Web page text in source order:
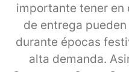
importante tener en
de entrega
durante épocas
alta demanda.